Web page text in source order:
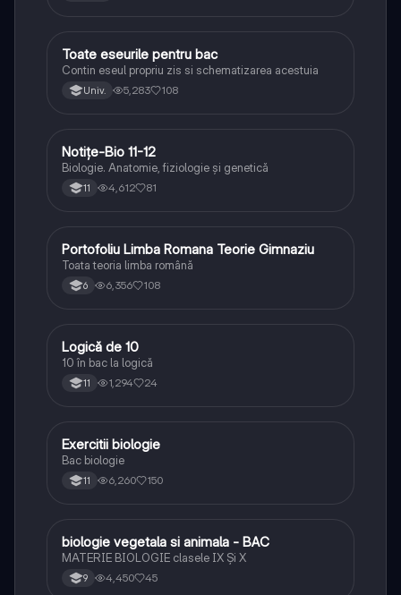
Limba și literatura română
Toate eseurile pentru bac
Contin eseul propriu zis si schematizarea acestuia
Univ. 5,283 108
Biologie
Notițe-Bio 11-12
Biologie. Anatomie, fiziologie și genetică
11 4,612 81
Limba și literatura română
Portofoliu Limba Romana Teorie Gimnaziu
Toata teoria limba română
6 6,356 108
Logică
Logică de 10
10 în bac la logică
11 1,294 24
Biologie
Exercitii biologie
Bac biologie
11 6,260 150
Biologie
biologie vegetala si animala - BAC
MATERIE BIOLOGIE clasele IX Şi X
9 4,450 45